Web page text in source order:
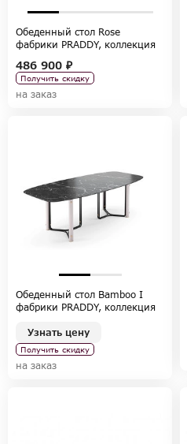
Обеденный стол Rose
фабрики PRADDY, коллекция
486 900 ₽
Получить скидку
на заказ
Обеденный стол Bamboo I
фабрики PRADDY, коллекция
Узнать цену
Получить скидку
на заказ